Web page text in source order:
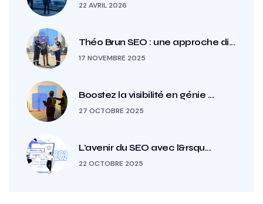
22 AVRIL 2026
Théo Brun SEO : une approche di...
17 NOVEMBRE 2025
Boostez la visibilité en génie ...
27 OCTOBRE 2025
L’avenir du SEO avec l&rsqu...
22 OCTOBRE 2025